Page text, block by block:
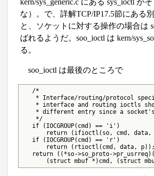
な）。で、詳解TCP/IP17.5節にある
と、ソケットに対する操作の場合は
ばれるようだ。soo_ioctl は kern/
る。
soo_ioctl は最後のところで
   /*
* Interface/routing/protocol
* interface and routing ioctls
* different entry since a
    */
   if (IOCGROUP(cmd) == 'i')
return (ifioctl(so, cmd, data,
   if (IOCGROUP(cmd) == 'r')
       return (rtioctl(cmd, data, p));
return ((*so->so_proto-
(struct mbuf *)cmd, (struct